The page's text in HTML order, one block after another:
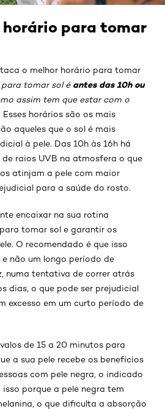
horário para tomar
o melhor horário para tomar
para tomar sol éantes das 10h ou
assim tem que estar com o
Esses horários são os mais
aqueles que o sol é mais
à pele. Das 10h às 16h há
raios UVB na atmosfera o que
atinjam a pele com maior
para a saúde do rosto.
encaixar na sua rotina
tomar sol e garantir os
O recomendado é que isso
não um longo período de
numa tentativa de correr atrás
dias, o que pode ser prejudicial
excesso em um curto período de
de 15 a 20 minutos para
a sua pele recebe os benefícios
com pele negra, o indicado
porque a pele negra tem
o que dificulta a absorção